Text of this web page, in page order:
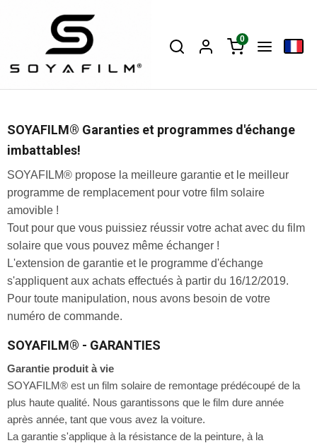
0
SOYAFILM® Garanties et programmes d'échange
imbattables!
SOYAFILM® propose la meilleure garantie et le meilleur
programme de remplacement pour votre film solaire
amovible !
Tout pour que vous puissiez réussir votre achat avec du film
solaire que vous pouvez même échanger !
L'extension de garantie et le programme d'échange
s'appliquent aux achats effectués à partir du 16/12/2019.
Pour toute manipulation, nous avons besoin de votre
numéro de commande.
SOYAFILM® - GARANTIES
Garantie produit à vie
SOYAFILM® est un film solaire de remontage prédécoupé de la
plus haute qualité. Nous garantissons que le film dure année
après année, tant que vous avez la voiture.
La garantie s'applique à la résistance de la peinture, à la